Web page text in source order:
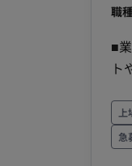
職
■
ト
ローチ ◎クライアント候補へのアプロー
案
急